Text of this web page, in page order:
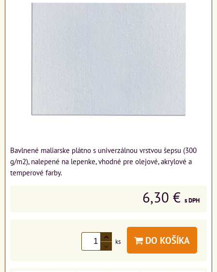
Bavlnené maliarske plátno s univerzálnou vrstvou šepsu (300
g/m2), nalepené na lepenke, vhodné pre olejové, akrylové a
temperové farby.
6,30 € s DPH
ks DO KOŠÍKA